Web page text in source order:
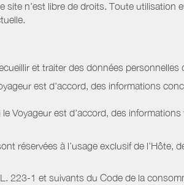
site n’est libre de droits. Toute
et traiter des données personnelles
est d'accord, des informations
Voyageur est d'accord, des
réservées à l’usage exclusif de l’Hôte,
223-1 et suivants du Code de la